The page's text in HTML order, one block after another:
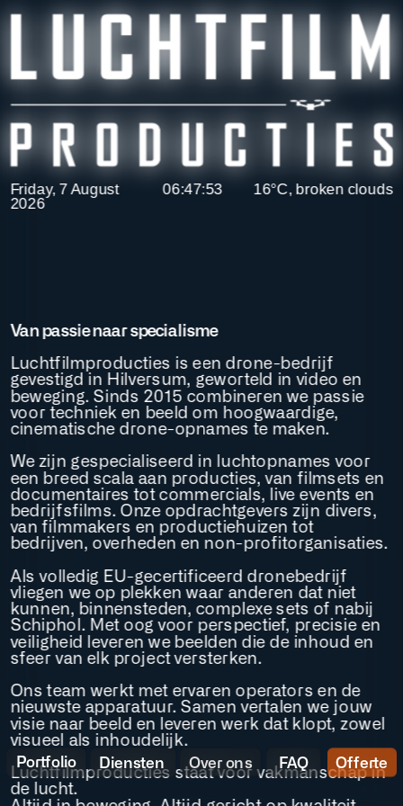
16°C, broken clouds
06:47:53
Friday, 7 August
2026
Van passie naar specialisme
Luchtfilmproducties is een drone-bedrijf
gevestigd in Hilversum, geworteld in video en
beweging. Sinds 2015 combineren we passie
voor techniek en beeld om hoogwaardige,
cinematische drone-opnames te maken.
We zijn gespecialiseerd in luchtopnames voor
een breed scala aan producties, van filmsets en
documentaires tot commercials, live events en
bedrijfsfilms. Onze opdrachtgevers zijn divers,
van filmmakers en productiehuizen tot
bedrijven, overheden en non-profitorganisaties.
Als volledig EU-gecertificeerd dronebedrijf
vliegen we op plekken waar anderen dat niet
kunnen, binnensteden, complexe sets of nabij
Schiphol. Met oog voor perspectief, precisie en
veiligheid leveren we beelden die de inhoud en
sfeer van elk project versterken.
Ons team werkt met ervaren operators en de
nieuwste apparatuur. Samen vertalen we jouw
visie naar beeld en leveren werk dat klopt, zowel
visueel als inhoudelijk.
Luchtfilmproducties staat voor vakmanschap in
de lucht.
Diensten Over ons Offerte
FAQ
Portfolio